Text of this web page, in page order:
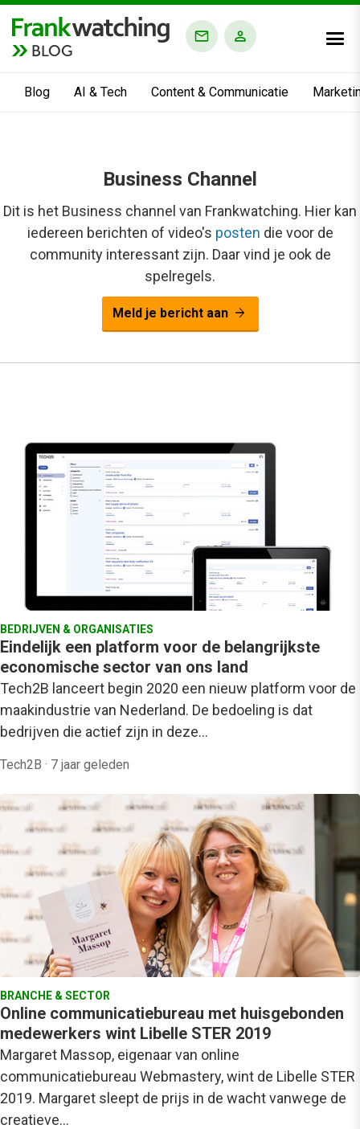
BLOG
Blog AI & Tech Content & Communicatie
Business Channel
Dit is het Business channel van Frankwatching. Hier kan
iedereen berichten of video's posten die voor de
community interessant zijn. Daar vind je ook de
spelregels.
Meld je bericht aan arrow_forward
BEDRIJVEN & ORGANISATIES
Eindelijk een platform voor de belangrijkste
economische sector van ons land
Tech2B lanceert begin 2020 een nieuw platform voor de
maakindustrie van Nederland. De bedoeling is dat
bedrijven die actief zijn in deze…
Tech2B · 7 jaar geleden
BRANCHE & SECTOR
Online communicatiebureau met huisgebonden
medewerkers wint Libelle STER 2019
Margaret Massop, eigenaar van online
communicatiebureau Webmastery, wint de Libelle STER
2019. Margaret sleept de prijs in de wacht vanwege de
creatieve…